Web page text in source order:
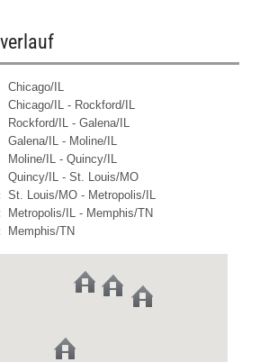
Chicago/IL
Chicago/IL - Rockford/IL
Rockford/IL - Galena/IL
Galena/IL - Moline/IL
Moline/IL - Quincy/IL
Quincy/IL - St. Louis/MO
St. Louis/MO - Metropolis/IL
Metropolis/IL - Memphis/TN
Memphis/TN